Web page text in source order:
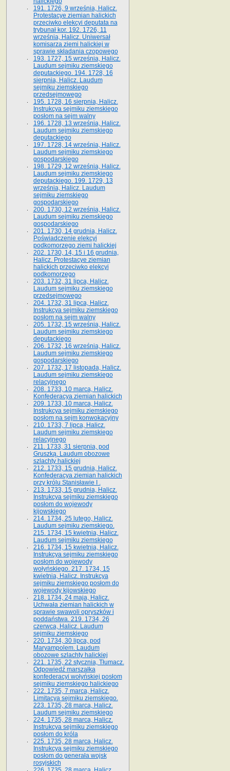
191. 1726, 9 września, Halicz.
Protestacye ziemian halickich
przeciwko elekcyi deputata na
trybunał kor. 192. 1726, 11
września, Halicz. Uniwersał
komisarza ziemi halickiej w
sprawie składania czopowego
193. 1727, 15 września, Halicz.
Laudum sejmiku ziemskiego
deputackiego. 194. 1728, 16
sierpnia, Halicz. Laudum
sejmiku ziemskiego
przedsejmowego
195. 1728, 16 sierpnia, Halicz.
Instrukcya sejmiku ziemskiego
posłom na sejm walny
196. 1728, 13 września, Halicz.
Laudum sejmiku ziemskiego
deputackiego
197. 1728, 14 września, Halicz.
Laudum sejmiku ziemskiego
gospodarskiego
198. 1729, 12 września, Halicz.
Laudum sejmiku ziemskiego
deputackiego. 199. 1729, 13
września, Halicz. Laudum
sejmiku ziemskiego
gospodarskiego
200. 1730, 12 września, Halicz.
Laudum sejmiku ziemskiego
gospodarskiego
201. 1730, 14 grudnia, Halicz.
Poświadczenie elekcyi
podkomorzego ziemi halickiej
202. 1730, 14, 15 i 16 grudnia,
Halicz. Protestacye ziemian
halickich przeciwko elekcyi
podkomorzego
203. 1732, 31 lipca, Halicz.
Laudum sejmiku ziemskiego
przedsejmowego
204. 1732, 31 lipca, Halicz.
Instrukcya sejmiku ziemskiego
posłom na sejm walny
205. 1732, 15 września, Halicz.
Laudum sejmiku ziemskiego
deputackiego
206. 1732, 16 września, Halicz.
Laudum sejmiku ziemskiego
gospodarskiego
207. 1732, 17 listopada, Halicz.
Laudum sejmiku ziemskiego
relacyjnego
208. 1733, 10 marca, Halicz.
Konfederacya ziemian halickich­
209. 1733, 10 marca, Halicz.
Instrukcya sejmiku ziemskiego
posłom na sejm konwokacyjny
210. 1733, 7 lipca, Halicz.
Laudum sejmiku ziemskiego
relacyjnego
211. 1733, 31 sierpnia, pod
Gruszką. Laudum obozowe
szlachty halickiej
212. 1733, 15 grudnia, Halicz.
Konfederacya ziemian halickich
przy królu Stanisławie I .
213. 1733, 15 grudnia, Halicz.
Instrukcya sejmiku ziemskiego
posłom do wojewody
kijowskiego
214. 1734, 25 lutego, Halicz.
Laudum sejmiku ziemskiego.
215. 1734, 15 kwietnia, Halicz.
Laudum sejmiku ziemskiego
216. 1734, 15 kwietnia, Halicz.
Instrukcya sejmiku ziemskiego
posłom do wojewody
wołyńskiego. 217. 1734, 15
kwietnia, Halicz. Instrukcya
sejmiku ziemskiego posłom do
wojewody kijowskiego
218. 1734, 24 maja, Halicz.
Uchwała ziemian halickich w
sprawie swawoli opryszków i
poddaństwa. 219. 1734, 26
czerwca, Halicz. Laudum
sejmiku ziemskiego
220. 1734, 30 lipca, pod
Maryampolem. Laudum
obozowe szlachty halickiej
221. 1735, 22 stycznia, Tłumacz.
Odpowiedź marszałka
konfederacyi wołyńskiej posłom
sejmiku ziemskiego halickiego
222. 1735, 7 marca, Halicz.
Limitacya sejmiku ziemskiego.
223. 1735, 28 marca, Halicz.
Laudum sejmiku ziemskiego
224. 1735, 28 marca, Halicz.
Instrukcya sejmiku ziemskiego
posłom do króla
225. 1735, 28 marca, Halicz.
Instrukcya sejmiku ziemskiego
posłom do generała wojsk
rosyjskich